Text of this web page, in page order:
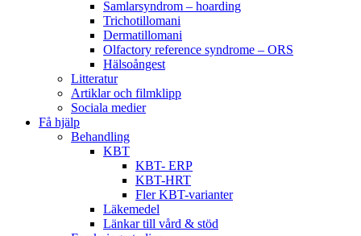
Samlarsyndrom – hoarding
Trichotillomani
Dermatillomani
Olfactory reference syndrome – ORS
Hälsoångest
Litteratur
Artiklar och filmklipp
Sociala medier
Få hjälp
Behandling
KBT
KBT- ERP
KBT-HRT
Fler KBT-varianter
Läkemedel
Länkar till vård & stöd